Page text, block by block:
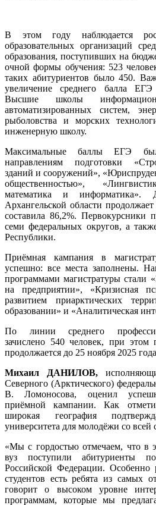
В этом году наблюдается
образовательных организаций
образования, поступивших на
очной формы обучения: 523
таких абитуриентов было 450.
увеличение среднего балла
Высшие школы
автоматизированных систем,
рыболовства и морских
инженерную школу.
Максимальные баллы ЕГЭ
направлениям подготовки
зданий и сооружений»,
общественностью»,
математика и информатика».
Архангельской области
составила 86,2%. Первокурсники
семи федеральных округов, а
Республики.
Приёмная кампания в
успешно: все места заполнены.
программами магистратуры стали
на предприятии», «Кризисная
развитием приарктических
образовании» и «Аналитическая
По линии среднего
зачислено 540 человек, при
продолжается до 25 ноября 2025
Михаил ДАНИЛОВ,
Северного (Арктического)
В. Ломоносова, оценил
приёмной кампании. Как
широкая география
университета для молодёжи со всей
«Мы с гордостью отмечаем, что в
вуз поступили абитуриенты
Российской Федерации. Особенно
студентов есть ребята из самых
говорит о высоком уровне
программам, которые мы